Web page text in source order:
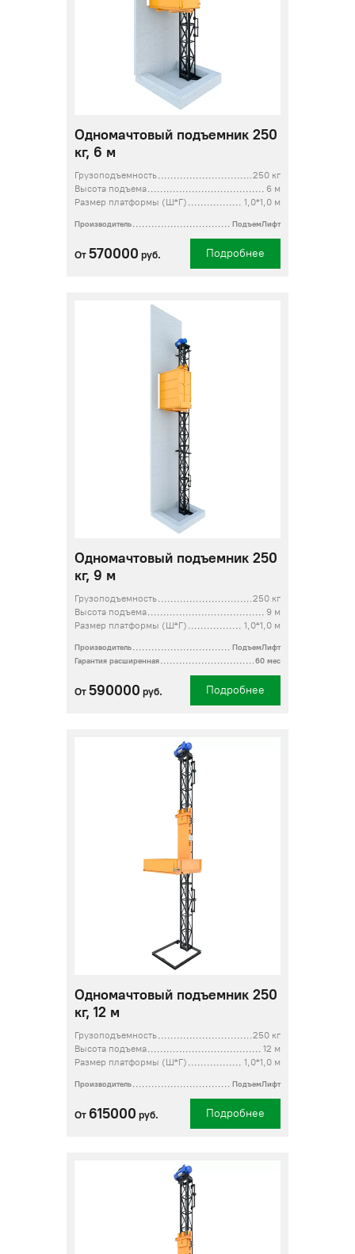
Одномачтовый подъемник 250
кг, 6 м
Грузоподъемность
250 кг
Высота подъема
6 м
Размер платформы (Ш*Г)
1,0*1,0 м
Производитель ПодъемЛифт
От 570000 руб. Подробнее
Одномачтовый подъемник 250
кг, 9 м
Грузоподъемность
250 кг
Высота подъема
9 м
Размер платформы (Ш*Г)
1,0*1,0 м
Производитель
ПодъемЛифт
Гарантия расширенная
60 мес
От 590000 руб. Подробнее
Одномачтовый подъемник 250
кг, 12 м
Грузоподъемность
250 кг
Высота подъема
12 м
Размер платформы (Ш*Г)
1,0*1,0 м
Производитель ПодъемЛифт
От 615000 руб. Подробнее